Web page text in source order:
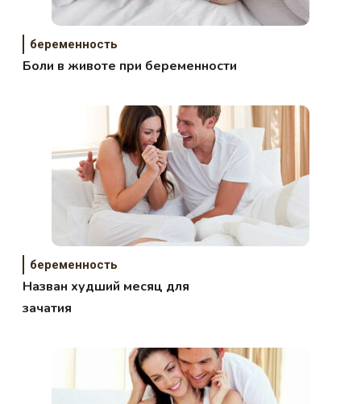
беременность
Боли в животе при беременности
беременность
Назван худший месяц для
зачатия